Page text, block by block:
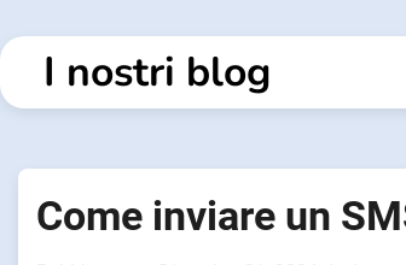
al
contenutoI nostri blog
Come inviare un